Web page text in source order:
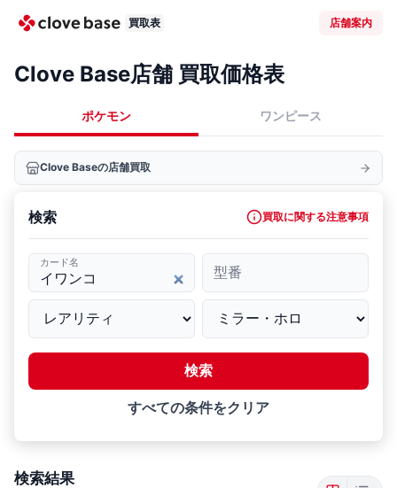
買取表 店舗案内
Clove Base店舗 買取価格表
ポケモン ワンピース
Clove Baseの店舗買取
検索 買取に関する注意事項
カード名
型番
検索
すべての条件をクリア
検索結果